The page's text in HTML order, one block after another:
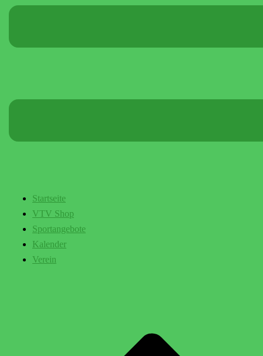
Startseite
VTV Shop
Sportangebote
Kalender
Verein